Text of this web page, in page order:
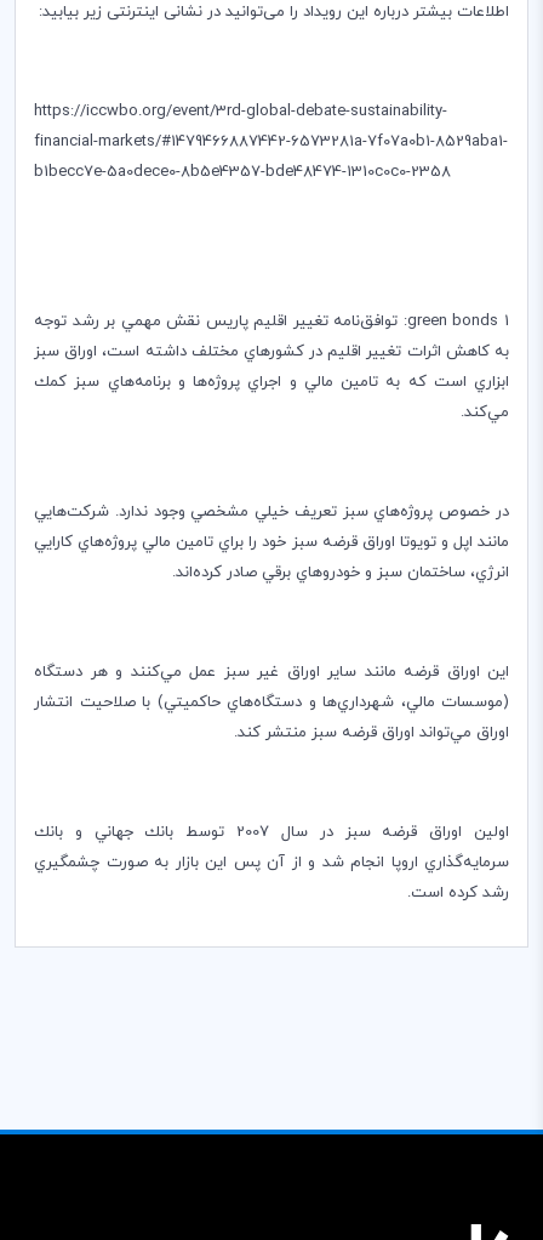
اطلاعات بیشتر درباره این رویداد را می‌توانید در نشانی اینترنتی زیر بیابید:
https://iccwbo.org/event/3rd-global-debate-sustainability-
financial-markets/#1479466887442-6573281a-7f07a0b1-8529aba1-
b1becc7e-5a0dece0-8b5e4357-bde48474-1310c0c0-2358
1
green bonds: توافق‌نامه تغيير اقليم پاريس نقش مهمي بر رشد توجه
به كاهش اثرات تغيير اقليم در كشورهاي مختلف داشته است، اوراق سبز
ابزاري است كه به تامين مالي و اجراي پروژه‌ها و برنامه‌هاي سبز كمك
مي‌كند.
در خصوص پروژه‌هاي سبز تعريف خيلي مشخصي وجود ندارد. شركت‌هايي
مانند اپل و تويوتا اوراق قرضه سبز خود را براي تامين مالي پروژه‌هاي كارايي
انرژي، ساختمان سبز و خودروهاي برقي صادر كرده‌اند.
اين اوراق قرضه مانند ساير اوراق غير سبز عمل مي‌كنند و هر دستگاه
(موسسات مالي، شهرداري‌ها و دستگاه‌هاي حاكميتي) با صلاحيت انتشار
اوراق مي‌تواند اوراق قرضه سبز منتشر كند.
اولين اوراق قرضه سبز در سال 2007 توسط بانك جهاني و بانك
سرمايه‌گذاري اروپا انجام شد و از آن پس اين بازار به صورت چشمگيري
رشد كرده است.